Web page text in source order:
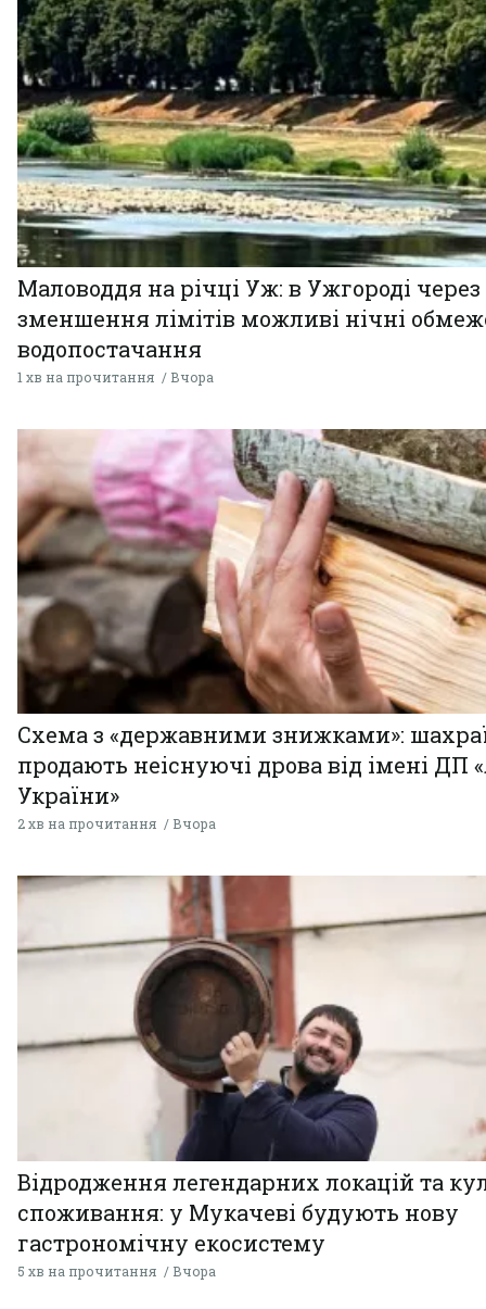
Маловоддя на річці Уж: в Ужгороді через
зменшення лімітів можливі нічні
водопостачання
1 хв на прочитання Вчора
Схема з «державними знижками»:
продають неіснуючі дрова від імені ДП
України»
2 хв на прочитання Вчора
Відродження легендарних локацій та
споживання: у Мукачеві будують нову
гастрономічну екосистему
5 хв на прочитання Вчора